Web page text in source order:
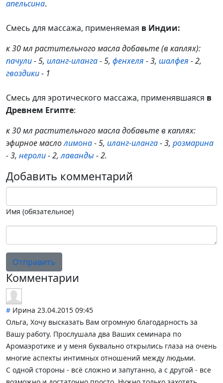
апельсина.
Смесь для массажа, применяемая в Индии:
к 30 мл растительного масла добавьте (в каплях):
пачули- 5, иланг-иланга- 5, фенхеля - 3, шалфея - 2,
гвоздики- 1
Смесь для эротического массажа, применявшаяся в
Древнем Египте:
к 30 мл растительного масла добавьте в каплях:
эфирное маслолимона- 5, иланг-иланга- 3, розмарина
- 3, нероли- 2,лаванды - 2.
Добавить комментарий
Имя (обязательное)
Отправить
Комментарии
# Ирина 23.04.2015 09:45
Ольга, Хочу высказать Вам огромную благодарность за
Вашу работу. Прослушала два Ваших семинара по
Аромаэротике и у меня буквально открылись глаза на очень
многие аспекты интимных отношений между людьми.
С одной стороны - всё сложно и запутанно, а с другой - все